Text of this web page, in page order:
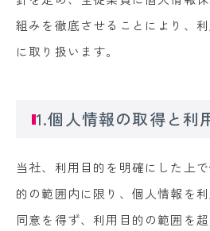
組みを徹底させることにより、
に取り扱います。
1.個人情報の取得と利
当社、利用目的を明確にした上
的の範囲内に限り、個人情報を
同意を得ず、利用目的の範囲を